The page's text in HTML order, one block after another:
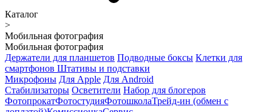
Каталог
>
Мобильная фотография
Мобильная фотография
Держатели для планшетов Подводные боксы Клетки для
смартфонов Штативы и подставки
Микрофоны Для Apple Для Android
Стабилизаторы Осветители Набор для блогеров
ФотопрокатФотостудияФотошколаТрейд-ин (обмен с